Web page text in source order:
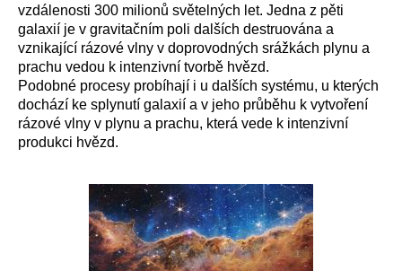
vzdálenosti 300 milionů světelných let. Jedna z pěti
galaxií je v gravitačním poli dalších destruována a
vznikající rázové vlny v doprovodných srážkách plynu a
prachu vedou k intenzivní tvorbě hvězd.
Podobné procesy probíhají i u dalších systému, u kterých
dochází ke splynutí galaxií a v jeho průběhu k vytvoření
rázové vlny v plynu a prachu, která vede k intenzivní
produkci hvězd.